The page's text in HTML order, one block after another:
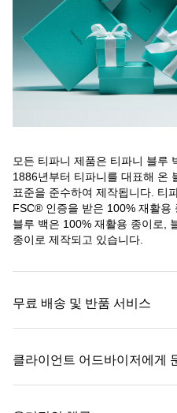
모든 티파니 제품은 티파니 블루
1886년부터 티파니를 대표해 온
표준을 준수하여 제작됩니다. 티
FSC® 인증을 받은 100% 재활용
블루 백은 100% 재활용 종이로,
종이로 제작되고 있습니다.
무료 배송 및 반품 서비스
자세히 보기
클라이언트 어드바이저에게